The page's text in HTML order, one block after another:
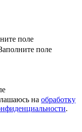
поле
поле
на обработку
.